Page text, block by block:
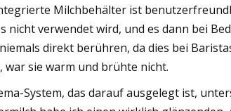
Milchbehälter ist
nicht verwendet wird, und es dann bei
direkt berühren, da dies bei
war sie warm und brühte nicht.
System, das darauf ausgelegt ist,